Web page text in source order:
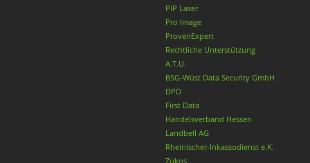
PiP Laser
Pro Image
ProvenExpert
Rechtliche Unterstützung
A.T.U.
BSG-Wüst Data Security GmbH
DPD
First Data
Handelsverband Hessen
Landbell AG
Rheinischer-Inkassodienst e.K.
Zukos